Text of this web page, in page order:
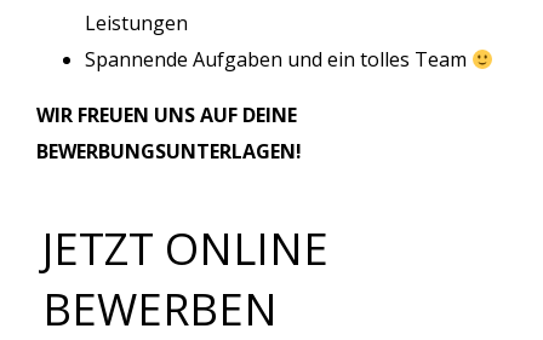
Leistungen
Spannende Aufgaben und ein tolles Team
WIR FREUEN UNS AUF DEINE
BEWERBUNGSUNTERLAGEN!
JETZT ONLINE
BEWERBEN